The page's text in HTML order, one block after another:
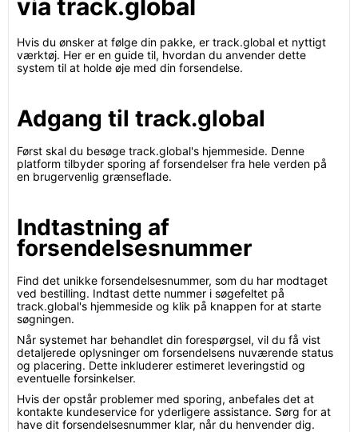
via track.global
Hvis du ønsker at følge din pakke, er track.global et nyttigt
værktøj. Her er en guide til, hvordan du anvender dette
system til at holde øje med din forsendelse.
Adgang til track.global
Først skal du besøge track.global's hjemmeside. Denne
platform tilbyder sporing af forsendelser fra hele verden på
en brugervenlig grænseflade.
Indtastning af
forsendelsesnummer
Find det unikke forsendelsesnummer, som du har modtaget
ved bestilling. Indtast dette nummer i søgefeltet på
track.global's hjemmeside og klik på knappen for at starte
søgningen.
Når systemet har behandlet din forespørgsel, vil du få vist
detaljerede oplysninger om forsendelsens nuværende status
og placering. Dette inkluderer estimeret leveringstid og
eventuelle forsinkelser.
Hvis der opstår problemer med sporing, anbefales det at
kontakte kundeservice for yderligere assistance. Sørg for at
have dit forsendelsesnummer klar, når du henvender dig.